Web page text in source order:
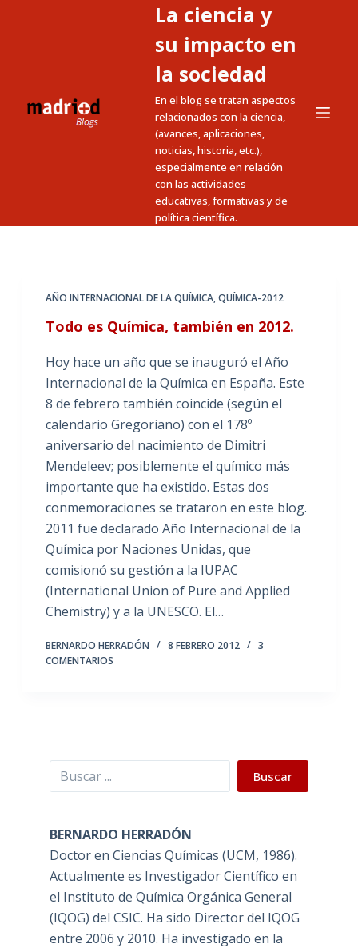
n
La ciencia y
su impacto en
la sociedad
En el blog se tratan aspectos
relacionados con la ciencia,
(avances, aplicaciones,
noticias, historia, etc.),
especialmente en relación
con las actividades
educativas, formativas y de
política científica.
AÑO INTERNACIONAL DE LA QUÍMICA,QUÍMICA-2012
Todo es Química, también en 2012.
Hoy hace un año que se inauguró el Año
Internacional de la Química en España. Este
8 de febrero también coincide (según el
calendario Gregoriano) con el 178º
aniversario del nacimiento de Dimitri
Mendeleev; posiblemente el químico más
importante que ha existido. Estas dos
conmemoraciones se trataron en este blog.
2011 fue declarado Año Internacional de la
Química por Naciones Unidas, que
comisionó su gestión a la IUPAC
(International Union of Pure and Applied
Chemistry) y a la UNESCO. El…
BERNARDO HERRADÓN 8 FEBRERO 2012
3
COMENTARIOS
Buscar Buscar
BERNARDO HERRADÓN
Doctor en Ciencias Químicas (UCM, 1986).
Actualmente es Investigador Científico en
el Instituto de Química Orgánica General
(IQOG) del CSIC. Ha sido Director del IQOG
entre 2006 y 2010. Ha investigado en la